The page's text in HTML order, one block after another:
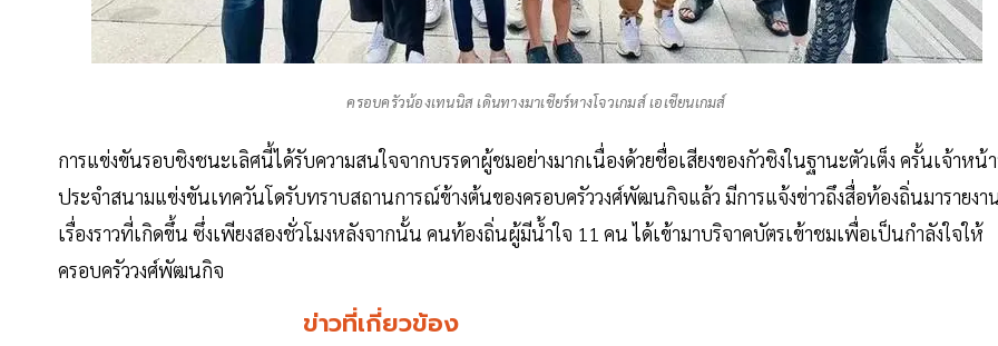
ครอบครัวน้องเทนนิส เดินทางมาเชียร์หางโจวเกมส์ เอเชียนเกมส์
การแข่งขันรอบชิงชนะเลิศนี้ได้รับความสนใจจากบรรดาผู้ชมอย่างมากเนื่องด้วยชื่อเสียงของกัวชิงในฐานะตัวเต็ง ครั้นเจ้าหน้
ประจำสนามแข่งขันเทควันโดรับทราบสถานการณ์ข้างต้นของครอบครัววงศ์พัฒนกิจแล้ว มีการแจ้งข่าวถึงสื่อท้องถิ่นมารายงา
เรื่องราวที่เกิดขึ้น ซึ่งเพียงสองชั่วโมงหลังจากนั้น คนท้องถิ่นผู้มีน้ำใจ 11 คน ได้เข้ามาบริจาคบัตรเข้าชมเพื่อเป็นกำลังใจให้
ครอบครัววงศ์พัฒนกิจ
ข่าวที่เกี่ยวข้อง